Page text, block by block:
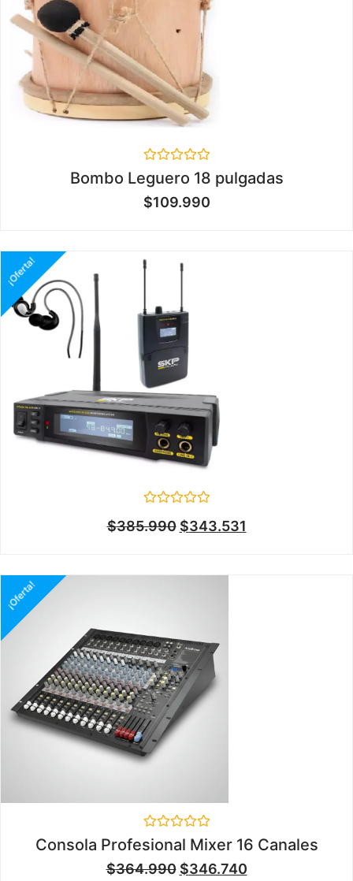
en
0
de
Bombo Leguero 18 pulgadas
$109.990
¡Oferta!
en
$385.990 $343.531
¡Oferta!
Valorado
en
0
de
Consola Profesional Mixer 16 Canales
$364.990 $346.740